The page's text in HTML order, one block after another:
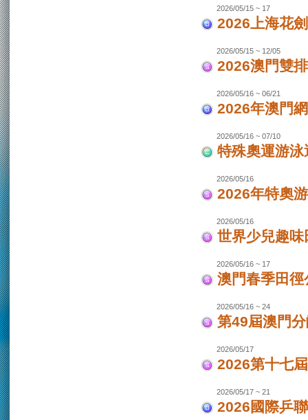
2026/05/15 ~ 17
2026上海花
2026/05/15 ~ 12/05
2026澳門雙
2026/05/16 ~ 06/21
2026年澳門
2026/05/16 ~ 07/10
特殊奧運游
2026/05/16
2026年特奧
2026/05/16
世界少兒趣味
2026/05/16 ~ 17
澳門春季田徑
2026/05/16 ~ 24
第49屆澳門
2026/05/17
2026第十七
2026/05/17 ~ 21
2026國際乒